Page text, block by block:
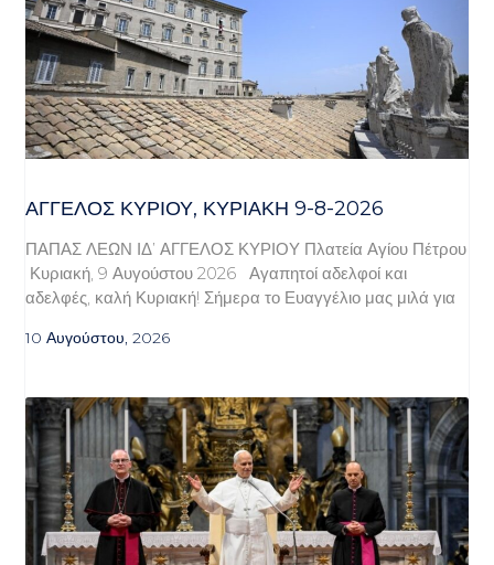
ΆΓΓΕΛΟΣ ΚΥΡΊΟΥ, ΚΥΡΙΑΚΉ 9-8-2026
ΠΑΠΑΣ ΛΕΩΝ ΙΔ’ ΑΓΓΕΛΟΣ ΚΥΡΙΟΥ Πλατεία Αγίου Πέτρου
Κυριακή, 9 Αυγούστου 2026 Αγαπητοί αδελφοί και
αδελφές, καλή Κυριακή! Σήμερα το Ευαγγέλιο μας μιλά για
10 Αυγούστου, 2026